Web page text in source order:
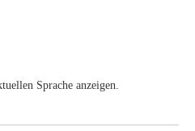
Sprache anzeigen.